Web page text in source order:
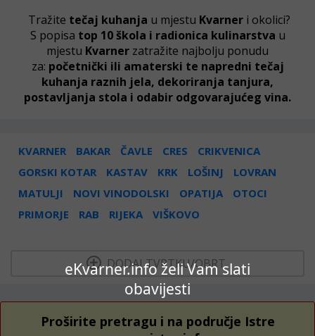
eKvarner.info želi Vam slati
obavijesti
Tražite tečaj kuhanja u mjestu Kvarneri okolici?
S popisa top 10 škola i radionica kulinarstva u
mjestu Kvarner zatražite najbolju ponudu
za: početnički ili amaterski te napredni tečaj
kuhanja raznih jela, dekoriranja tanjura,
postavljanja stola i odabir odgovarajućeg vina.
KVARNER BAKAR ČAVLE CRES
CRIKVENICA
GORSKI KOTAR
KASTAV KRK LOŠINJ
LOVRAN
MATULJI
NOVI VINODOLSKI OPATIJA
OTOCI
PRIMORJE
RAB RIJEKA VIŠKOVO
DODAJ TVRTKU/OBRT
Proširite pretragu i na područje Istre